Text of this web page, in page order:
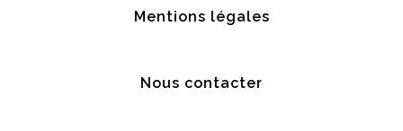
Mentions légales
Nous contacter